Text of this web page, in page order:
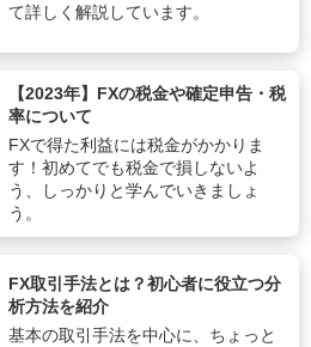
て詳しく解説しています。
【2023年】FXの税金や確定申告・税
率について
FXで得た利益には税金がかかりま
す！初めてでも税金で損しないよ
う、しっかりと学んでいきましょ
う。
FX取引手法とは？初心者に役立つ分
析方法を紹介
基本の取引手法を中心に、ちょっと